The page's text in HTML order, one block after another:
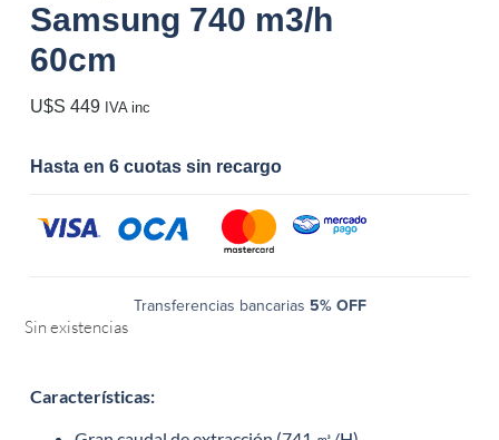
Samsung 740 m3/h
60cm
U$S 449 IVA inc
Hasta en 6 cuotas sin recargo
Transferencias bancarias 5% OFF
Sin existencias
Características: